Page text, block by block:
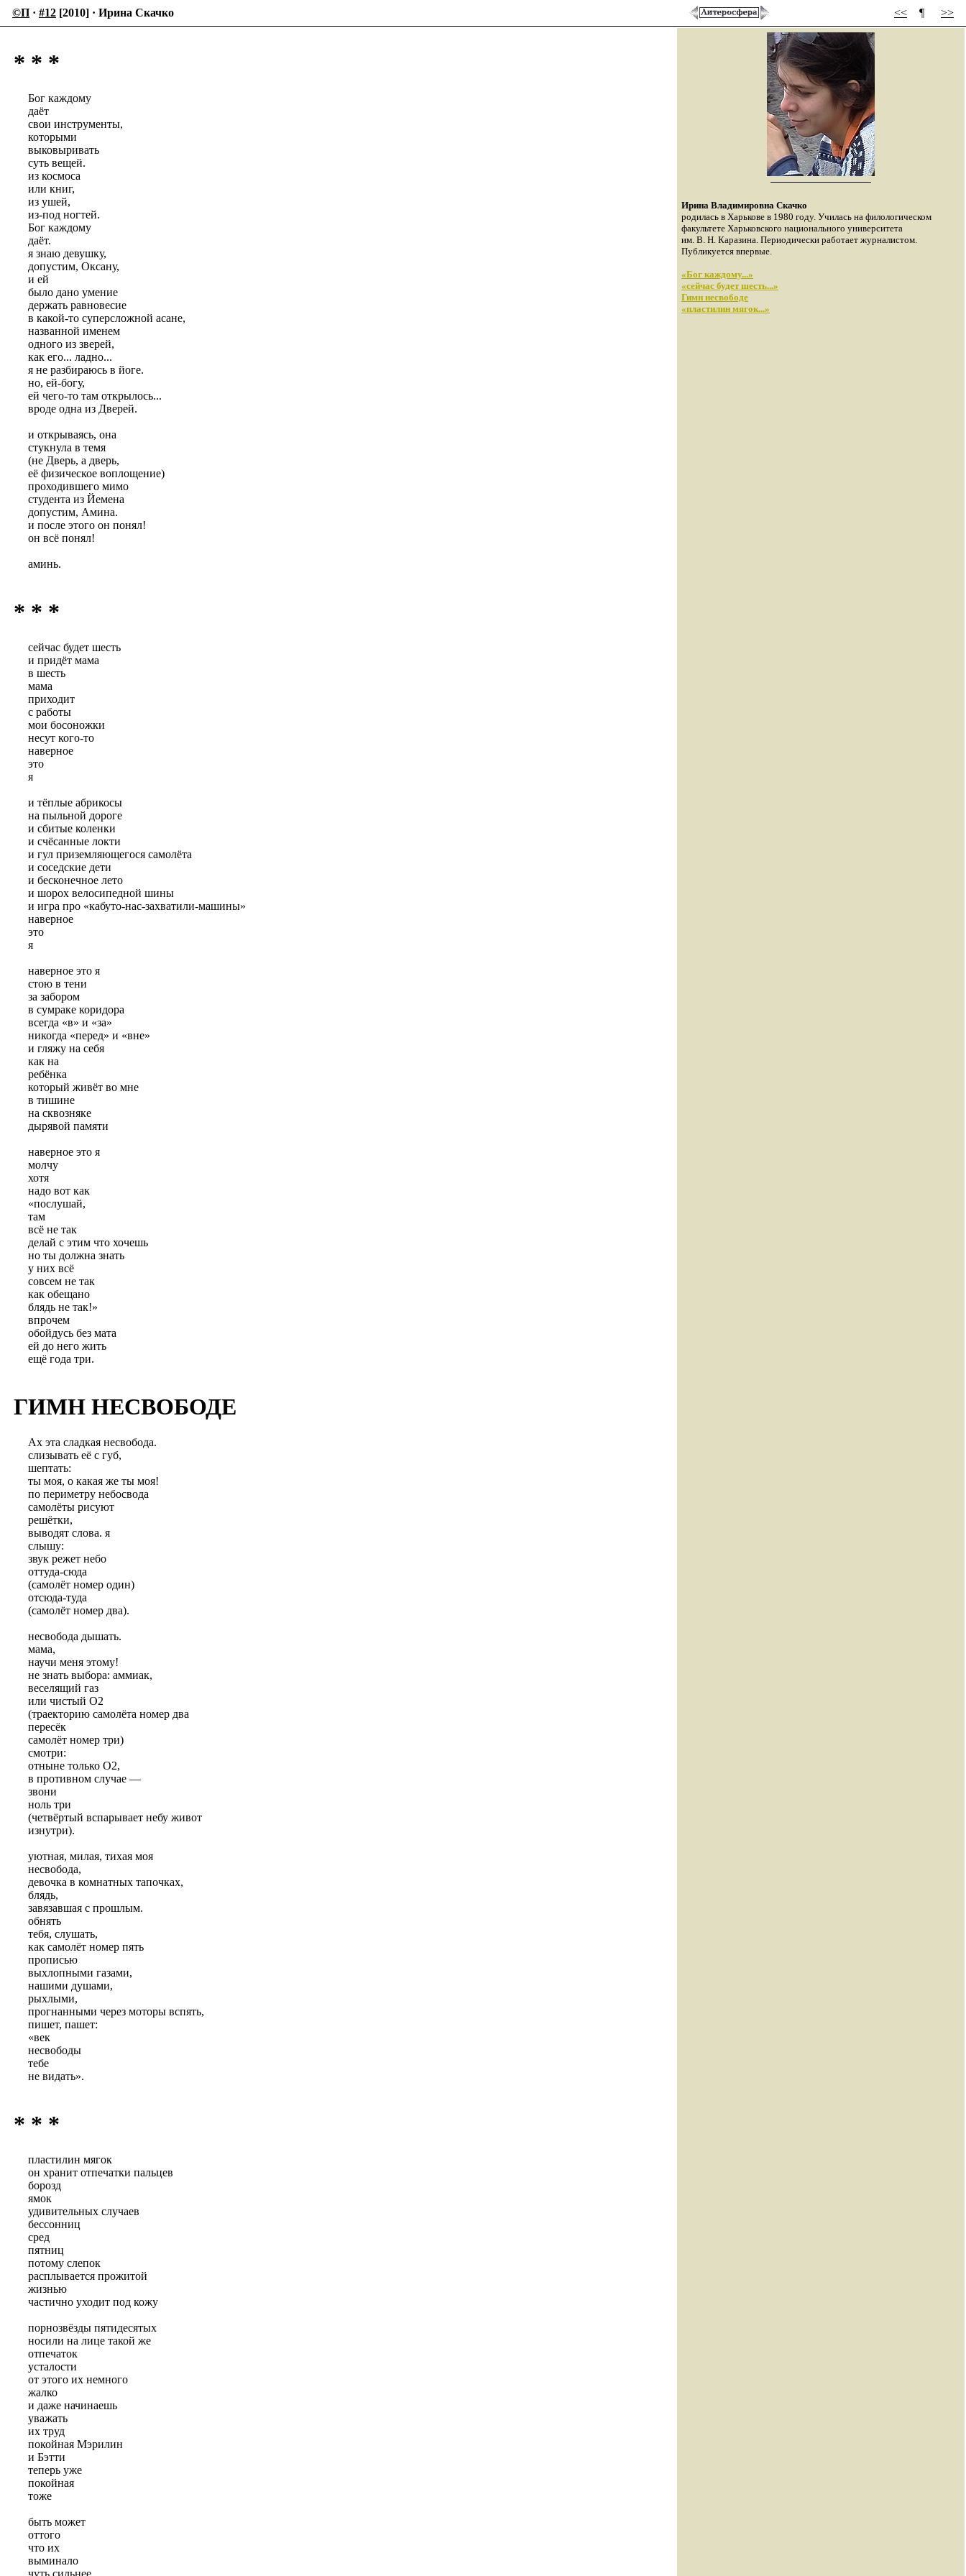
©П · #12 [2010] · Ирина Скачко << ¶ >>
* * *
Бог каждому
даёт
свои инструменты,
которыми
выковыривать
суть вещей.
из космоса
или книг,
из ушей,
из-под ногтей.
Бог каждому
даёт.
я знаю девушку,
допустим, Оксану,
и ей
было дано умение
держать равновесие
в какой-то суперсложной асане,
названной именем
одного из зверей,
как его... ладно...
я не разбираюсь в йоге.
но, ей-богу,
ей чего-то там открылось...
вроде одна из Дверей.
и открываясь, она
стукнула в темя
(не Дверь, а дверь,
её физическое воплощение)
проходившего мимо
студента из Йемена
допустим, Амина.
и после этого он понял!
он всё понял!
аминь.
* * *
сейчас будет шесть
и придёт мама
в шесть
мама
приходит
с работы
мои босоножки
несут кого-то
наверное
это
я
и тёплые абрикосы
на пыльной дороге
и сбитые коленки
и счёсанные локти
и гул приземляющегося самолёта
и соседские дети
и бесконечное лето
и шорох велосипедной шины
и игра про «кабуто-нас-захватили-машины»
наверное
это
я
наверное это я
стою в тени
за забором
в сумраке коридора
всегда «в» и «за»
никогда «перед» и «вне»
и гляжу на себя
как на
ребёнка
который живёт во мне
в тишине
на сквозняке
дырявой памяти
наверное это я
молчу
хотя
надо вот как
«послушай,
там
всё не так
делай с этим что хочешь
но ты должна знать
у них всё
совсем не так
как обещано
блядь не так!»
впрочем
обойдусь без мата
ей до него жить
ещё года три.
ГИМН НЕСВОБОДЕ
Ах эта сладкая несвобода.
слизывать её с губ,
шептать:
ты моя, о какая же ты моя!
по периметру небосвода
самолёты рисуют
решётки,
выводят слова. я
слышу:
звук режет небо
оттуда-сюда
(самолёт номер один)
отсюда-туда
(самолёт номер два).
несвобода дышать.
мама,
научи меня этому!
не знать выбора: аммиак,
веселящий газ
или чистый O2
(траекторию самолёта номер два
пересёк
самолёт номер три)
смотри:
отныне только O2,
в противном случае —
звони
ноль три
(четвёртый вспарывает небу живот
изнутри).
уютная, милая, тихая моя
несвобода,
девочка в комнатных тапочках,
блядь,
завязавшая с прошлым.
обнять
тебя, слушать,
как самолёт номер пять
прописью
выхлопными газами,
нашими душами,
рыхлыми,
прогнанными через моторы вспять,
пишет, пашет:
«век
несвободы
тебе
не видать».
* * *
пластилин мягок
он хранит отпечатки пальцев
борозд
ямок
удивительных случаев
бессонниц
сред
пятниц
потому слепок
расплывается прожитой
жизнью
частично уходит под кожу
порнозвёзды пятидесятых
носили на лице такой же
отпечаток
усталости
от этого их немного
жалко
и даже начинаешь
уважать
их труд
покойная Мэрилин
и Бэтти
теперь уже
покойная
тоже
быть может
оттого
что их
выминало
чуть сильнее
Ирина Владимировна Скачко
родилась в Харькове в 1980 году. Училась на филологическом
факультете Харьковского национального университета
им. В. Н. Каразина. Периодически работает журналистом.
Публикуется впервые.
«Бог каждому...»
«сейчас будет шесть...»
Гимн несвободе
«пластилин мягок...»